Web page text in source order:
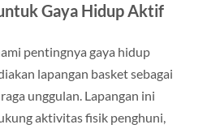
Gaya Hidup Aktif
pentingnya gaya hidup
lapangan basket sebagai
unggulan. Lapangan ini
aktivitas fisik penghuni,